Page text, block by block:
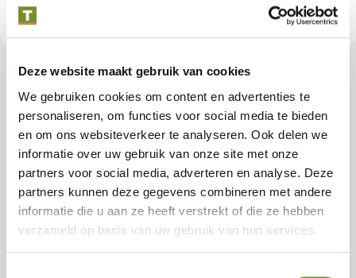
Deze website maakt gebruik van cookies
We gebruiken cookies om content en advertenties te
personaliseren, om functies voor social media te bieden
en om ons websiteverkeer te analyseren. Ook delen we
informatie over uw gebruik van onze site met onze
partners voor social media, adverteren en analyse. Deze
partners kunnen deze gegevens combineren met andere
informatie die u aan ze heeft verstrekt of die ze hebben
verzameld op basis van uw gebruik van hun services.
€ 4.699,00
Tuindeco dealer? Log in voor je eigen prijzen.
Impregneerkleuren